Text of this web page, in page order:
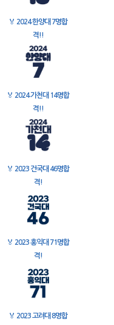
🏅 2024 한양대 7명합
격!!
🏅 2024 가천대 14명합
격!!
🏅 2023 건국대 46명합
격!
🏅 2023 홍익대 71명합
격!
🏅 2023 고려대 8명합